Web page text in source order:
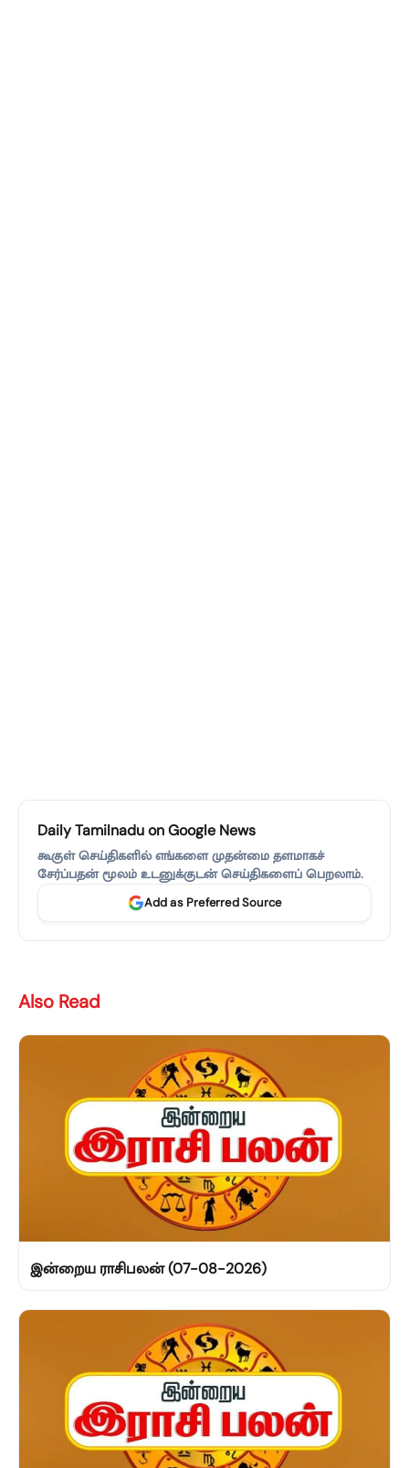
Daily Tamilnadu on Google News
கூகுள் செய்திகளில் எங்களை முதன்மை தளமாகச்
சேர்ப்பதன் மூலம் உடனுக்குடன் செய்திகளைப் பெறலாம்.
Add as Preferred Source
Also Read
இன்றைய ராசிபலன் (07-08-2026)